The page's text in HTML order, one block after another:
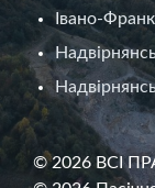
Івано-
© 2026 ВСІ